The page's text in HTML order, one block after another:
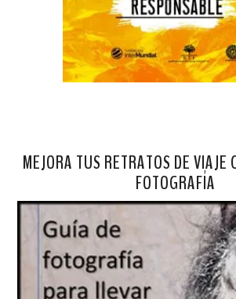
MEJORA TUS RETRATOS DE VIAJE
FOTOGRAFÍA